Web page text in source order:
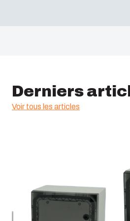
Derniers
Voir tous les articles